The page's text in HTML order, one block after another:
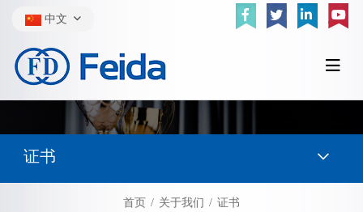
中文
证书
首页 关于我们 证书